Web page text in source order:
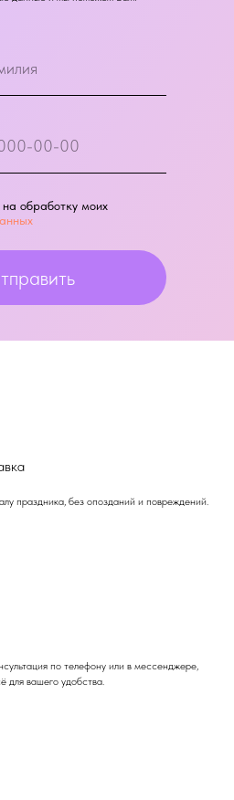
обработку моих
праздника, без опозданий и повреждений.
по телефону или в мессенджере,
для вашего удобства.